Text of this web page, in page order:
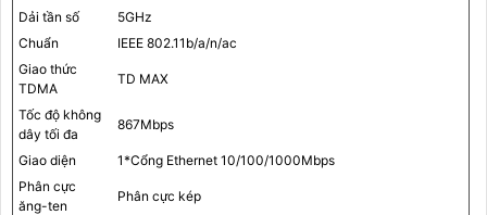
Dải tần số
5GHz
Chuẩn
IEEE 802.11b/a/n/ac
Giao thức
TDMA
TD MAX
Tốc độ không
dây tối đa
867Mbps
Giao diện
1*Cổng Ethernet 10/100/1000Mbps
Phân cực
ăng-ten
Phân cực kép